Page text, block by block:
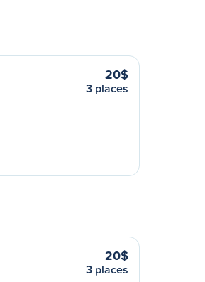
20$
3 places
20$
3 places